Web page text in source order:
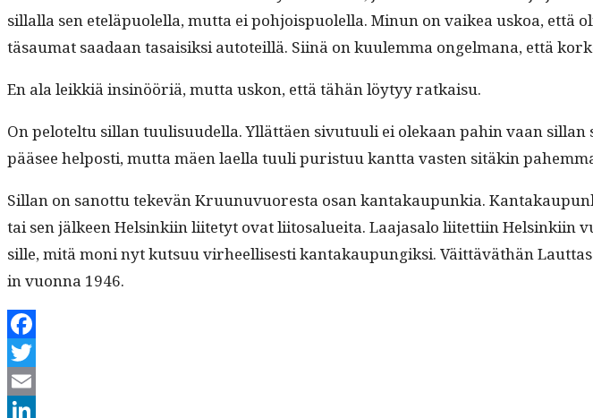
sil­lal­la sen eteläpuolel­la, mut­ta ei pohjois­puolel­la. Min­un on vaikea uskoa,
täsaumat saadaan tasaisik­si autoteil­lä. Siinä on kuulem­ma ongel­mana, että
En ala leikkiä insinööriä, mut­ta uskon, että tähän löy­tyy ratkaisu.
On pelotel­tu sil­lan tuulisu­udel­la. Yllät­täen sivu­tu­uli ei olekaan pahin vaan
pääsee hel­posti, mut­ta mäen lael­la tuuli puris­tuu kant­ta vas­ten sitäkin
Sil­lan on san­ot­tu tekevän Kru­unuvuores­ta osan kan­takaupunkia.
tai sen jäl­keen Helsinki­in liite­tyt ovat liitos­aluei­ta. Laa­jasa­lo liitet­ti­in
sille, mitä moni nyt kut­suu virheel­lis­es­ti kan­takaupungik­si. Väit­täväthän
in vuon­na 1946.
Facebook
Twitter
Email